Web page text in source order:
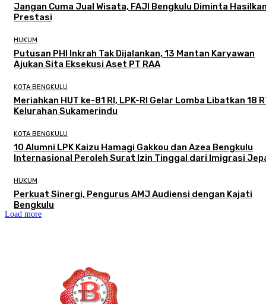
Jangan Cuma Jual Wisata, FAJI Bengkulu Diminta
Prestasi
HUKUM
Putusan PHI Inkrah Tak Dijalankan, 13 Mantan Karyawan
Ajukan Sita Eksekusi Aset PT RAA
KOTA BENGKULU
Meriahkan HUT ke-81 RI, LPK-RI Gelar Lomba Libatkan 18
Kelurahan Sukamerindu
KOTA BENGKULU
‎10 Alumni LPK Kaizu Hamagi Gakkou dan Azea Bengkulu
Internasional Peroleh Surat Izin Tinggal dari Imigrasi
HUKUM
Perkuat Sinergi, Pengurus AMJ Audiensi dengan Kajati
Bengkulu
Load more